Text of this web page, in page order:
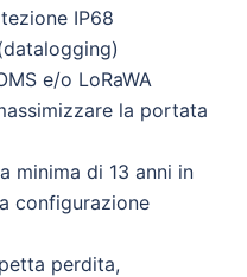
IP68
e/o LoRaWA
la portata
minima di 13 anni in
configurazione
perdita,